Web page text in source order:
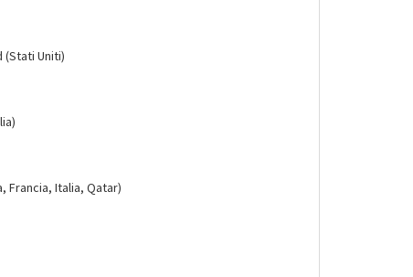
(Stati Uniti)
Francia, Italia, Qatar)